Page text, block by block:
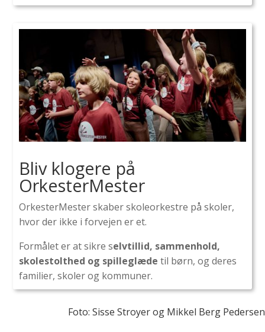
Bliv klogere på
OrkesterMester
OrkesterMester skaber skoleorkestre på skoler,
hvor der ikke i forvejen er et.
Formålet er at sikre selvtillid, sammenhold,
skolestolthed og spilleglæde til børn, og deres
familier, skoler og kommuner.
Foto: Sisse Stroyer og Mikkel Berg Pedersen